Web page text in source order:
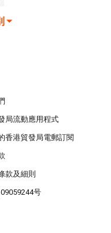
局流動應用程式
香港貿發局電郵訂閱
款及細則
号